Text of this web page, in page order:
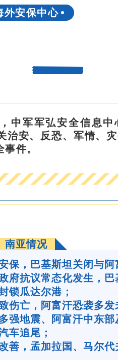
外安保中心
中军军弘安全信息
治安、反恐、军情、
件。
南亚情况
保，巴基斯坦关闭与阿
府抗议常态化发生，
锁瓜达尔港；
伤亡，阿富汗恐袭多发
强地震、阿富汗中东
车追尾；
善，孟加拉国、马尔